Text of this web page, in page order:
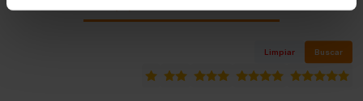
Limpiar Buscar